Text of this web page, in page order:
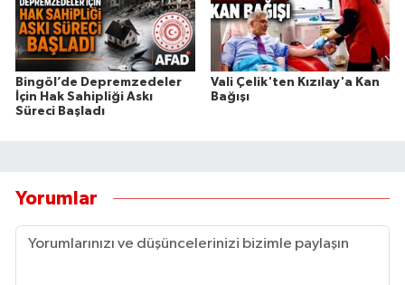
Bingöl’de Depremzedeler
İçin Hak Sahipliği Askı
Süreci Başladı
Vali Çelik'ten Kızılay'a Kan
Bağışı
Yorumlar